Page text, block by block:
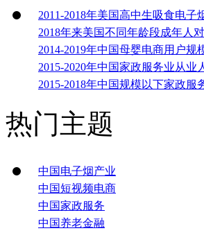
2011-2018年美国高中生吸食电子
2018年来美国不同年龄段成年人
2014-2019年中国母婴电商用户规
2015-2020年中国家政服务业从业
2015-2018年中国规模以下家政服
热门主题
中国电子烟产业
中国短视频电商
中国家政服务
中国养老金融